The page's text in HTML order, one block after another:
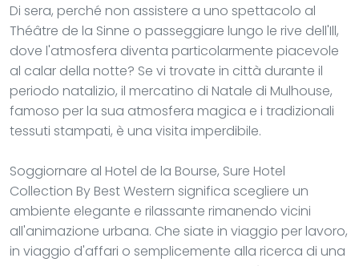
Di sera, perché non assistere a uno spettacolo al
Théâtre de la Sinne o passeggiare lungo le rive dell'Ill,
dove l'atmosfera diventa particolarmente piacevole
al calar della notte? Se vi trovate in città durante il
periodo natalizio, il mercatino di Natale di Mulhouse,
famoso per la sua atmosfera magica e i tradizionali
tessuti stampati, è una visita imperdibile.
Soggiornare al Hotel de la Bourse, Sure Hotel
Collection By Best Western significa scegliere un
ambiente elegante e rilassante rimanendo vicini
all'animazione urbana. Che siate in viaggio per lavoro,
in viaggio d'affari o semplicemente alla ricerca di una